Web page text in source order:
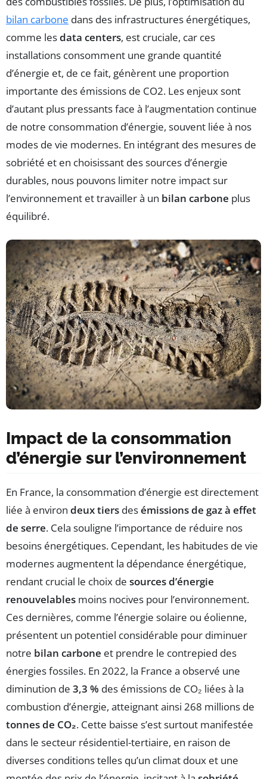
bilan carbone dans des infrastructures énergétiques,
comme lesdata centers, est cruciale, car ces
installations consomment une grande quantité
d’énergie et, de ce fait, génèrent une proportion
importante des émissions de CO2. Les enjeux sont
d’autant plus pressants face à l’augmentation continue
de notre consommation d’énergie, souvent liée à nos
modes de vie modernes. En intégrant des mesures de
sobriété et en choisissant des sources d’énergie
durables, nous pouvons limiter notre impact sur
l’environnement et travailler à un bilan carbone plus
équilibré.
Impact de la consommation
d’énergie sur l’environnement
En France, la consommation d’énergie est directement
liée à environ deux tiers desémissions de gaz à effet
de serre. Cela souligne l’importance de réduire nos
besoins énergétiques. Cependant, les habitudes de vie
modernes augmentent la dépendance énergétique,
rendant crucial le choix de sources d’énergie
renouvelables moins nocives pour l’environnement.
Ces dernières, comme l’énergie solaire ou éolienne,
présentent un potentiel considérable pour diminuer
notre bilan carbone et prendre le contrepied des
énergies fossiles. En 2022, la France a observé une
diminution de 3,3 % des émissions de CO₂ liées à la
combustion d’énergie, atteignant ainsi 268 millions de
tonnes de CO₂. Cette baisse s’est surtout manifestée
dans le secteur résidentiel-tertiaire, en raison de
diverses conditions telles qu’un climat doux et une